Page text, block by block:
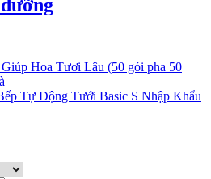
Hoa Tươi Lâu (50 gói pha 50
Tự Động Tưới Basic S Nhập Khẩu